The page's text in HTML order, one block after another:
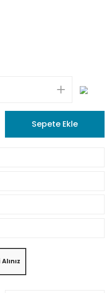
Sepete Ekle